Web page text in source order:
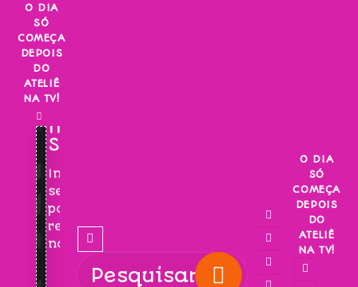
Skip
content
O DIA
SÓ
COMEÇA
DEPOIS
DO
ATELIÊ
NA TV!
INSCREVA-
SE!
Inscreva-
se
para
receber
novidades!
O DIA
SÓ
COMEÇA
DEPOIS
DO
ATELIÊ
NA TV!